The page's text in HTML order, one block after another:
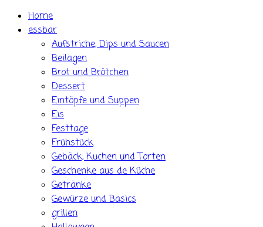
Skip Home
essbar
Aufstriche, Dips und Saucen
Beilagen
Brot und Brötchen
Dessert
Eintöpfe und Suppen
Eis
Festtage
Frühstück
Gebäck, Kuchen und Torten
Geschenke aus de Küche
Getränke
Gewürze und Basics
grillen